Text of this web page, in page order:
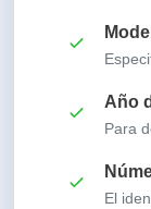
Año
Para
El